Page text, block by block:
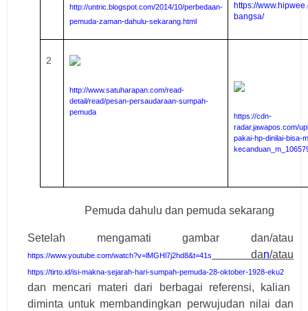
http://untric.blogspot.com/2014/10/perbedaan-
pemuda-zaman-dahulu-sekarang.html
https://
bangsa/
2
http://www.satuharapan.com/read-
detail/read/pesan-persaudaraan-sumpah-
pemuda
https://cdn-
radar.jawapos.com/
pakai-hp-dinilai-bisa-
Pemuda dahulu dan pemuda sekarang
Setelah mengamati gambar dan/atau
https://www.youtube.com/watch?v=lMGHl7j2hd8&t=41s dan/atau
https://tirto.id/isi-makna-sejarah-hari-sumpah-pemuda-28-oktober-1928-eku2
dan mencari materi dari berbagai referensi, kalian
diminta untuk membandingkan perwujudan nilai dan